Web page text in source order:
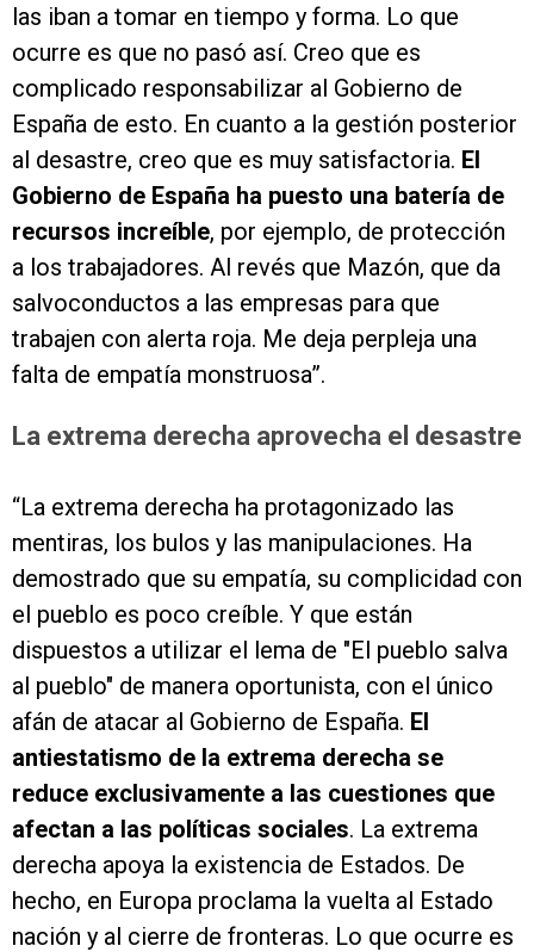
las iban a tomar en tiempo y forma. Lo que
ocurre es que no pasó así. Creo que es
complicado responsabilizar al Gobierno de
España de esto. En cuanto a la gestión posterior
al desastre, creo que es muy satisfactoria. El
Gobierno de España ha puesto una batería de
recursos increíble, por ejemplo, de protección
a los trabajadores. Al revés que Mazón, que da
salvoconductos a las empresas para que
trabajen con alerta roja. Me deja perpleja una
falta de empatía monstruosa”.
La extrema derecha aprovecha el desastre
“La extrema derecha ha protagonizado las
mentiras, los bulos y las manipulaciones. Ha
demostrado que su empatía, su complicidad con
el pueblo es poco creíble. Y que están
dispuestos a utilizar el lema de "El pueblo salva
al pueblo" de manera oportunista, con el único
afán de atacar al Gobierno de España. El
antiestatismo de la extrema derecha se
reduce exclusivamente a las cuestiones que
afectan a las políticas sociales. La extrema
derecha apoya la existencia de Estados. De
hecho, en Europa proclama la vuelta al Estado
nación y al cierre de fronteras. Lo que ocurre es